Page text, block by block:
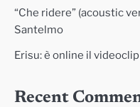
“Che ridere” (acoustic
Santelmo
Erisu: è online il
Recent